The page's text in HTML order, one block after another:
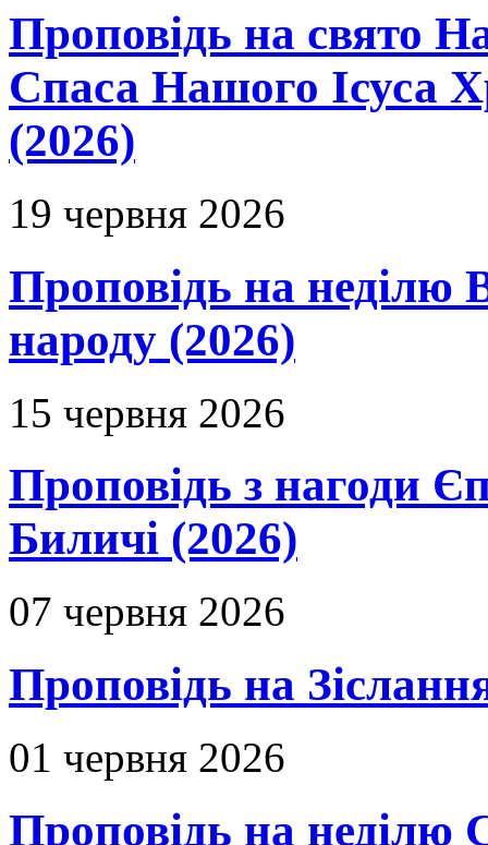
Проповідь на свято
Спаса Нашого Ісуса
(2026)
19 червня 2026
Проповідь на неділю
народу (2026)
15 червня 2026
Проповідь з нагоди
Биличі (2026)
07 червня 2026
Проповідь на
01 червня 2026
Проповідь на неділю